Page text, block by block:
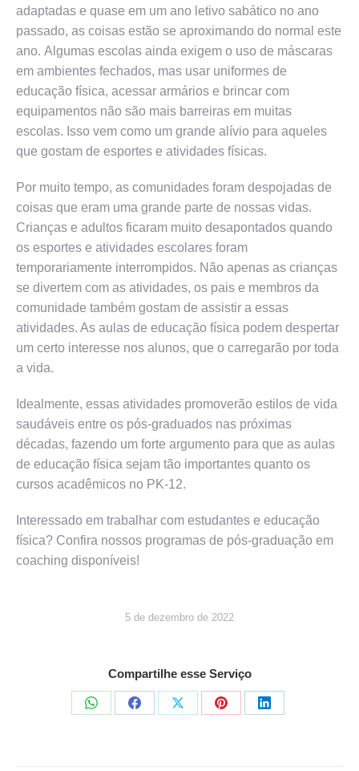
adaptadas e quase em um ano letivo sabático no ano
passado, as coisas estão se aproximando do normal este
ano. Algumas escolas ainda exigem o uso de máscaras
em ambientes fechados, mas usar uniformes de
educação física, acessar armários e brincar com
equipamentos não são mais barreiras em muitas
escolas. Isso vem como um grande alívio para aqueles
que gostam de esportes e atividades físicas.
Por muito tempo, as comunidades foram despojadas de
coisas que eram uma grande parte de nossas vidas.
Crianças e adultos ficaram muito desapontados quando
os esportes e atividades escolares foram
temporariamente interrompidos. Não apenas as crianças
se divertem com as atividades, os pais e membros da
comunidade também gostam de assistir a essas
atividades. As aulas de educação física podem despertar
um certo interesse nos alunos, que o carregarão por toda
a vida.
Idealmente, essas atividades promoverão estilos de vida
saudáveis ​​entre os pós-graduados nas próximas
décadas, fazendo um forte argumento para que as aulas
de educação física sejam tão importantes quanto os
cursos acadêmicos no PK-12.
Interessado em trabalhar com estudantes e educação
física? Confira nossos programas de pós-graduação em
coaching disponíveis!
5 de dezembro de 2022
Compartilhe esse Serviço
Share
Share
Share
Share
Share